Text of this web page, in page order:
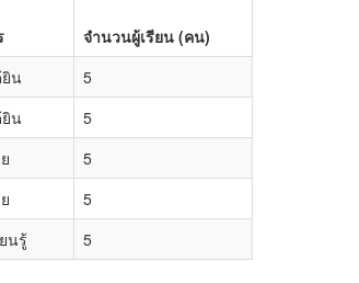
จำนวนผู้เรียน (คน)
ยิน
5
ยิน
5
5
5
นรู้ 5